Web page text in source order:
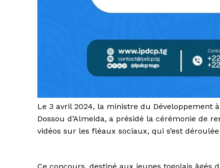
Le 3 avril 2024, la ministre du Développement
Dossou d’Almeida, a présidé la cérémonie de
vidéos sur les fléaux sociaux, qui s’est